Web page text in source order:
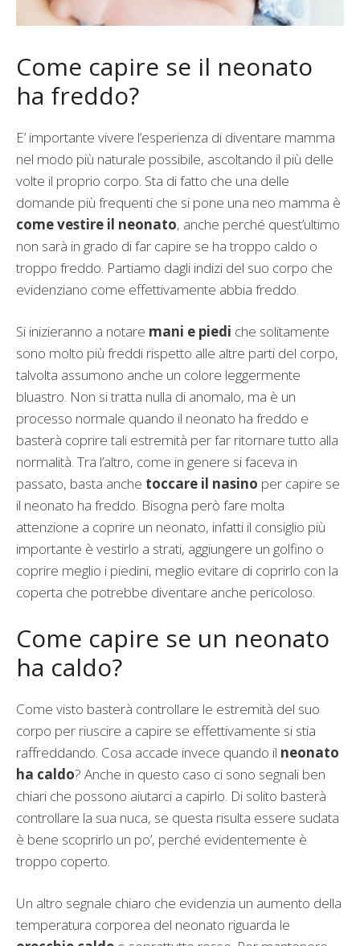
Come capire se il neonato
ha freddo?
E’ importante vivere l’esperienza di diventare mamma
nel modo più naturale possibile, ascoltando il più delle
volte il proprio corpo. Sta di fatto che una delle
domande più frequenti che si pone una neo mamma è
come vestire il neonato, anche perché quest’ultimo
non sarà in grado di far capire se ha troppo caldo o
troppo freddo. Partiamo dagli indizi del suo corpo che
evidenziano come effettivamente abbia freddo.
Si inizieranno a notare mani e piedi che solitamente
sono molto più freddi rispetto alle altre parti del corpo,
talvolta assumono anche un colore leggermente
bluastro. Non si tratta nulla di anomalo, ma è un
processo normale quando il neonato ha freddo e
basterà coprire tali estremità per far ritornare tutto alla
normalità. Tra l’altro, come in genere si faceva in
passato, basta anche toccare il nasino per capire se
il neonato ha freddo. Bisogna però fare molta
attenzione a coprire un neonato, infatti il consiglio più
importante è vestirlo a strati, aggiungere un golfino o
coprire meglio i piedini, meglio evitare di coprirlo con la
coperta che potrebbe diventare anche pericoloso.
Come capire se un neonato
ha caldo?
Come visto basterà controllare le estremità del suo
corpo per riuscire a capire se effettivamente si stia
raffreddando. Cosa accade invece quando il neonato
ha caldo? Anche in questo caso ci sono segnali ben
chiari che possono aiutarci a capirlo. Di solito basterà
controllare la sua nuca, se questa risulta essere sudata
è bene scoprirlo un po’, perché evidentemente è
troppo coperto.
Un altro segnale chiaro che evidenzia un aumento della
temperatura corporea del neonato riguarda le